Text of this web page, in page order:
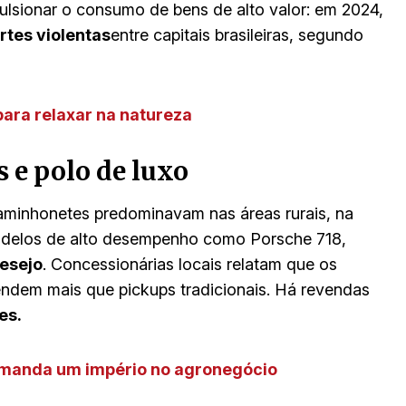
o consumo de bens de alto valor: em 2024,
violentasentre capitais brasileiras, segundo
relaxar na natureza
e polo de luxo
predominavam nas áreas rurais, na
de alto desempenho como Porsche 718,
. Concessionárias locais relatam que os
mais que pickups tradicionais. Há revendas
um império no agronegócio